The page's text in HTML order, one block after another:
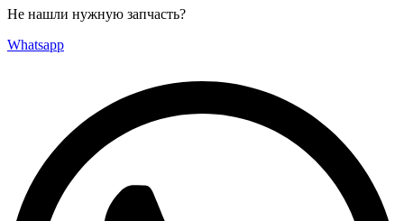
Не нашли нужную запчасть?
Whatsapp